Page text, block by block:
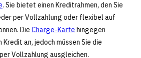
. Sie bietet einen Kreditrahmen, den Sie
per Vollzahlung oder flexibel auf
Die Charge-Karte hingegen
an, jedoch müssen Sie die
Vollzahlung ausgleichen.